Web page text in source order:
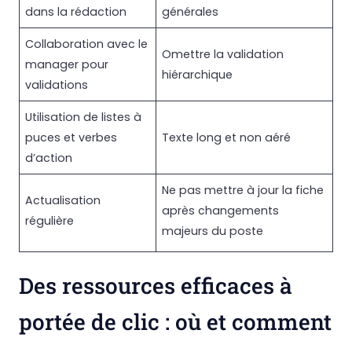
dans la rédaction
générales
Collaboration avec le
manager pour
validations
Omettre la validation
hiérarchique
Utilisation de listes à
puces et verbes
d’action
Texte long et non aéré
Actualisation
régulière
Ne pas mettre à jour la fiche
après changements
majeurs du poste
Des ressources efficaces à
portée de clic : où et comment